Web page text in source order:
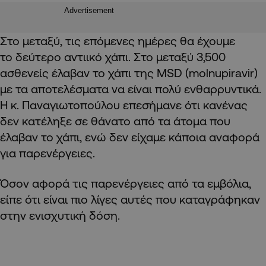
Advertisement
Στο μεταξύ, τις επόμενες ημέρες θα έχουμε
το δεύτερο αντιικό χάπι. Στο μεταξύ 3,500
ασθενείς έλαβαν το χάπι της MSD (molnupiravir)
με τα αποτελέσματα να είναι πολύ ενθαρρυντικά.
Η κ. Παναγιωτοπούλου επεσήμανε ότι κανένας
δεν κατέληξε σε θάνατο από τα άτομα που
έλαβαν το χάπι, ενώ δεν είχαμε κάποια αναφορά
για παρενέργειες.
Όσον αφορά τις παρενέργειες από τα εμβόλια,
είπε ότι είναι πιο λίγες αυτές που καταγράφηκαν
στην ενισχυτική δόση.